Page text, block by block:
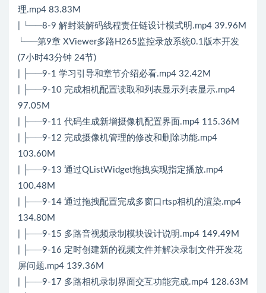
理.mp4 83.83M
| └──8-9 解封装解码线程责任链设计模式明.mp4 39.96M
└──第9章 XViewer多路H265监控录放系统0.1版本开发
(7小时43分钟 24节)
| ├──9-1 学习引导和章节介绍必看.mp4 32.42M
| ├──9-10 完成相机配置读取和列表显示列表显示.mp4
97.05M
| ├──9-11 代码生成新增摄像机配置界面.mp4 115.36M
| ├──9-12 完成摄像机管理的修改和删除功能.mp4
103.60M
| ├──9-13 通过QListWidget拖拽实现指定播放.mp4
100.48M
| ├──9-14 通过拖拽配置完成多窗口rtsp相机的渲染.mp4
134.80M
| ├──9-15 多路音视频录制模块设计说明.mp4 149.49M
| ├──9-16 定时创建新的视频文件并解决录制文件开发花
屏问题.mp4 139.36M
| ├──9-17 多路相机录制界面交互功能完成.mp4 128.63M